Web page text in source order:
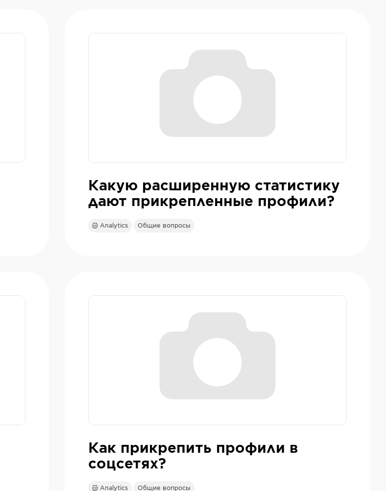
Какую расширенную статистику
дают прикрепленные профили?
Analytics Общие вопросы
Как прикрепить профили в
соцсетях?
Analytics Общие вопросы